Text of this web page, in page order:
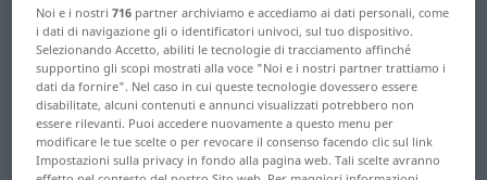
Dizionario Turco-Tedesco uykulu
Traduzione Turco-Tedesco per
"uykulu"
"uykulu" traduzione Tedesco
Noi e i nostri716 partner archiviamo e accediamo ai dati personali, come
i dati di navigazione gli o identificatori univoci, sul tuo dispositivo.
Selezionando Accetto, abiliti le tecnologie di tracciamento affinché
supportino gli scopi mostrati alla voce "Noi e i nostri partner trattiamo i
dati da fornire". Nel caso in cui queste tecnologie dovessero essere
disabilitate, alcuni contenuti e annunci visualizzati potrebbero non
essere rilevanti. Puoi accedere nuovamente a questo menu per
modificare le tue scelte o per revocare il consenso facendo clic sul link
Impostazioni sulla privacy in fondo alla pagina web. Tali scelte avranno